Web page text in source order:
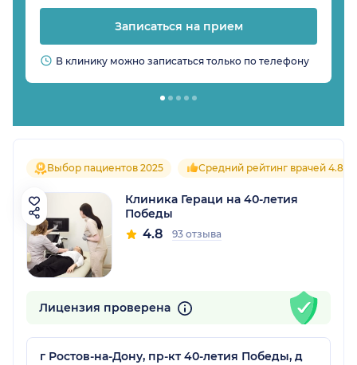
Записаться на прием
В клинику можно записаться только по телефону
Выбор пациентов 2025 Средний рейтинг врачей 4.8
Клиника Гераци на 40-летия
Победы
4.8 93 отзыва
Лицензия проверена
г Ростов-на-Дону, пр-кт 40-летия Победы, д